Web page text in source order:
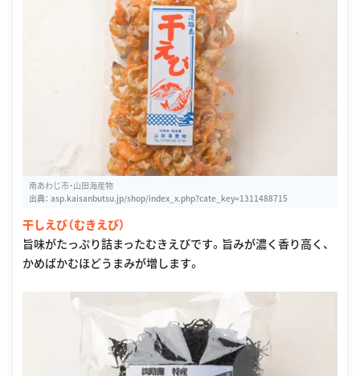
南あわじ市・山田海産物
出典： asp.kaisanbutsu.jp/shop/index_x.php?cate_key=1311488715
干しえび（むきえび）
旨味がたっぷり詰まったむきえびです。旨みが濃く香り高く、
かめばかむほどうまみが増します。